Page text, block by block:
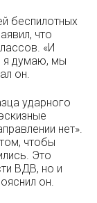
беспилотных
что
«И
я думаю, мы
он.
ударного
нет».
чтобы
Это
ВДВ, но и
он.